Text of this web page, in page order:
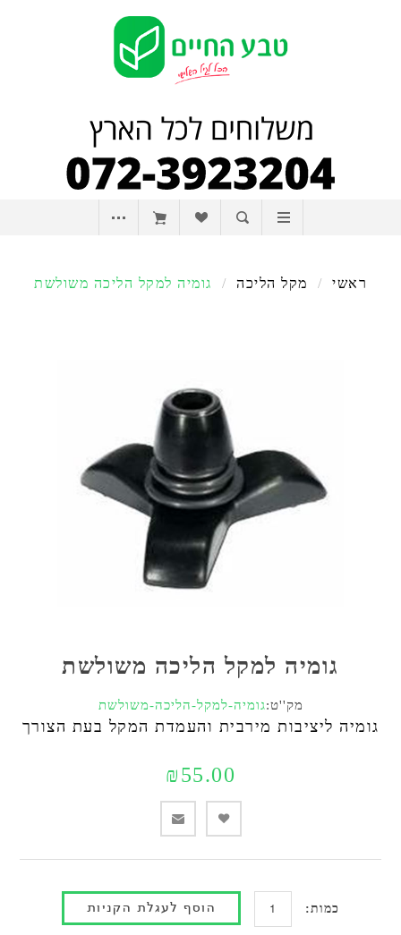
ראשי / מקל הליכה / גומיה למקל הליכה משולשת
גומיה למקל הליכה משולשת
מק''ט:גומיה-למקל-הליכה-משולשת
גומיה ליציבות מירבית והעמדת המקל בעת הצורך
₪55.00
כמות: